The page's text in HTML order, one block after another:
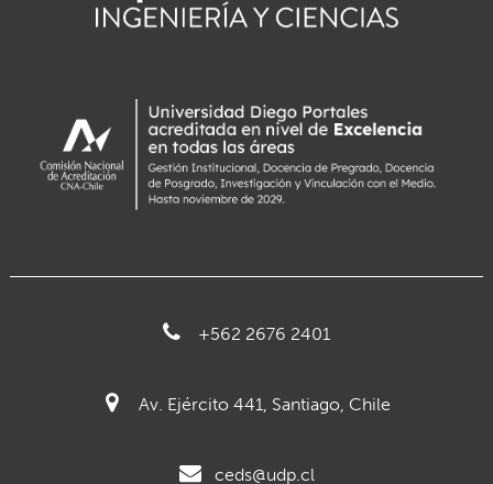
+562 2676 2401
Av. Ejército 441, Santiago, Chile
ceds@udp.cl